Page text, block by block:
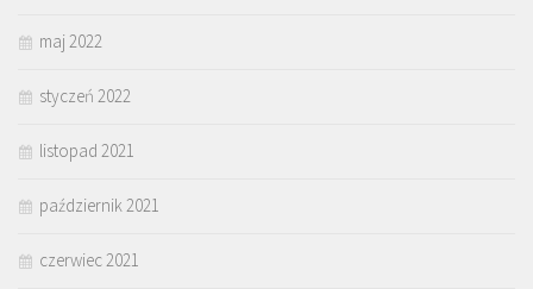
maj 2022
styczeń 2022
listopad 2021
październik 2021
czerwiec 2021